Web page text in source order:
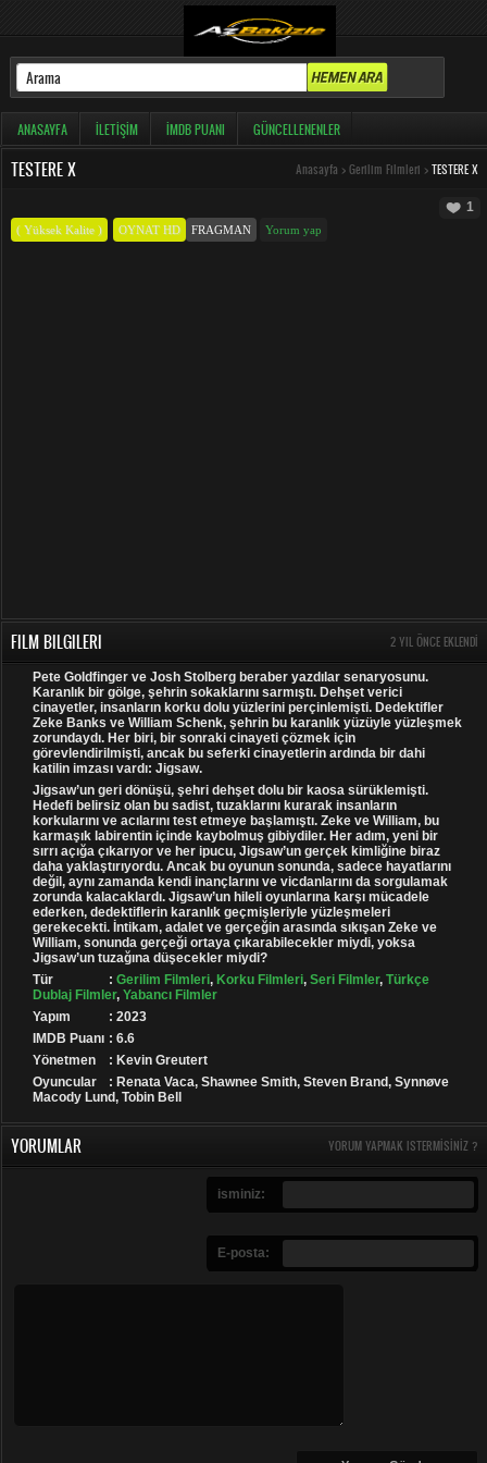
ANASAYFA İLETIŞIM İMDB PUANI GÜNCELLENENLER
TESTERE X Anasayfa > Gerilim Filmleri > TESTERE X
1
( Yüksek Kalite ) OYNAT HD FRAGMAN Yorum yap
FILM BILGILERI 2 YIL ÖNCE EKLENDI
Pete Goldfinger ve Josh Stolberg beraber yazdılar senaryosunu.
Karanlık bir gölge, şehrin sokaklarını sarmıştı. Dehşet verici
cinayetler, insanların korku dolu yüzlerini perçinlemişti. Dedektifler
Zeke Banks ve William Schenk, şehrin bu karanlık yüzüyle yüzleşmek
zorundaydı. Her biri, bir sonraki cinayeti çözmek için
görevlendirilmişti, ancak bu seferki cinayetlerin ardında bir dahi
katilin imzası vardı: Jigsaw.
Jigsaw’un geri dönüşü, şehri dehşet dolu bir kaosa sürüklemişti.
Hedefi belirsiz olan bu sadist, tuzaklarını kurarak insanların
korkularını ve acılarını test etmeye başlamıştı. Zeke ve William, bu
karmaşık labirentin içinde kaybolmuş gibiydiler. Her adım, yeni bir
sırrı açığa çıkarıyor ve her ipucu, Jigsaw’un gerçek kimliğine biraz
daha yaklaştırıyordu. Ancak bu oyunun sonunda, sadece hayatlarını
değil, aynı zamanda kendi inançlarını ve vicdanlarını da sorgulamak
zorunda kalacaklardı. Jigsaw’un hileli oyunlarına karşı mücadele
ederken, dedektiflerin karanlık geçmişleriyle yüzleşmeleri
gerekecekti. İntikam, adalet ve gerçeğin arasında sıkışan Zeke ve
William, sonunda gerçeği ortaya çıkarabilecekler miydi, yoksa
Jigsaw’un tuzağına düşecekler miydi?
Tür
: Gerilim Filmleri, Korku Filmleri, Seri Filmler, Türkçe
Dublaj Filmler, Yabancı Filmler
Yapım
: 2023
IMDB Puanı : 6.6
Yönetmen
: Kevin Greutert
Oyuncular
: Renata Vaca, Shawnee Smith, Steven Brand, Synnøve
Macody Lund, Tobin Bell
YORUMLAR YORUM YAPMAK ISTERMISINIZ ?
isminiz:
E-posta: